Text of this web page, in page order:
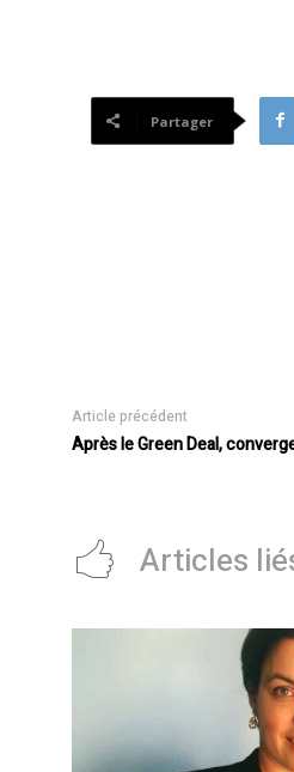
Partager
Article précédent
Après le Green Deal,
Articles